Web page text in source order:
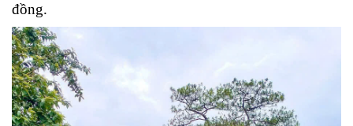
đồng.